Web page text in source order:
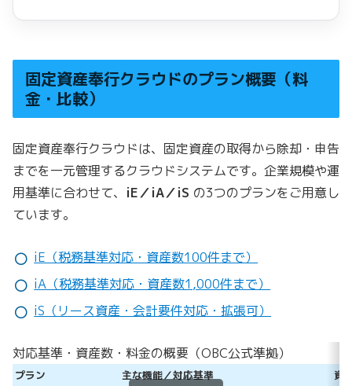
固定資産奉行クラウドのプラン概要（料
金・比較）
固定資産奉行クラウドは、固定資産の取得から除却・申告
までを一元管理するクラウドシステムです。企業規模や運
用基準に合わせて、 iE／iA／iS の3つのプランをご用意し
ています。
iE（税務基準対応・資産数100件まで）
iA（税務基準対応・資産数1,000件まで）
iS（リース資産・会計要件対応・拡張可）
対応基準・資産数・料金の概要（OBC公式準拠）
プラン 主な機能／対応基準
資